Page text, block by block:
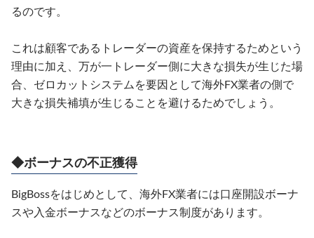
るのです。
これは顧客であるトレーダーの資産を保持するためという
理由に加え、万が一トレーダー側に大きな損失が生じた場
合、ゼロカットシステムを要因として海外FX業者の側で
大きな損失補填が生じることを避けるためでしょう。
◆ボーナスの不正獲得
BigBossをはじめとして、海外FX業者には口座開設ボーナ
スや入金ボーナスなどのボーナス制度があります。